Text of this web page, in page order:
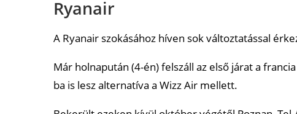
Ryanair
A Ryanair szokásához híven sok változtatással
Már holnapután (4-én) felszáll az első járat a
ba is lesz alternatíva a Wizz Air mellett.